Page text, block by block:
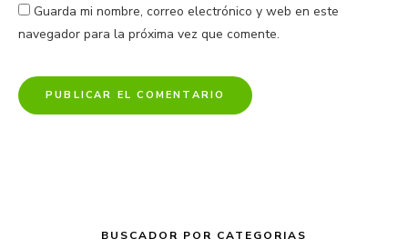
Guarda mi nombre, correo electrónico y web en este
navegador para la próxima vez que comente.
BUSCADOR POR CATEGORIAS